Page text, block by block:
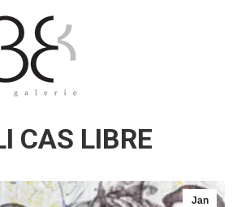
CAS LIBRE
Jan